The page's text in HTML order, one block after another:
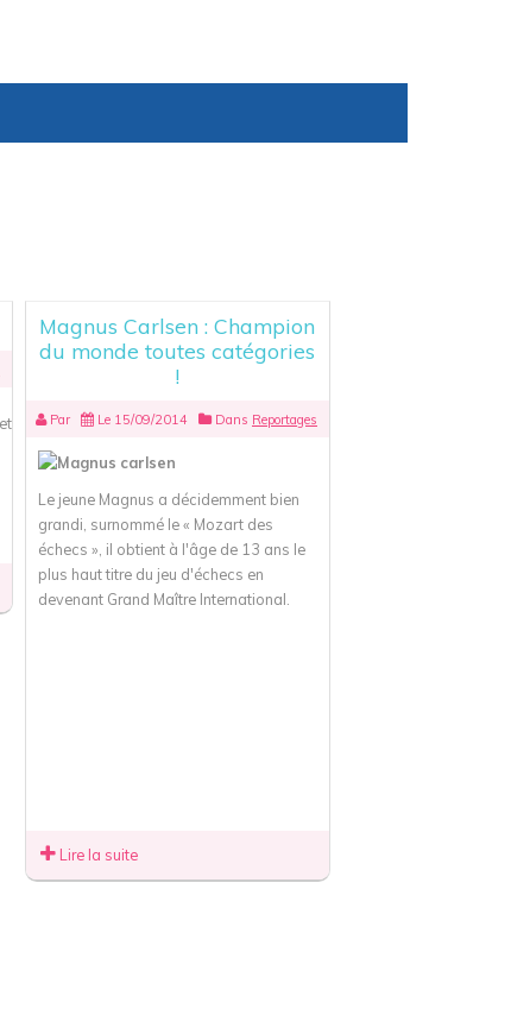
Magnus Carlsen : Champion
du monde toutes catégories
!
Par Le 15/09/2014 Dans Reportages
Le jeune Magnus a décidemment bien
grandi, surnommé le « Mozart des
échecs », il obtient à l'âge de 13 ans le
plus haut titre du jeu d'échecs en
devenant Grand Maître International.
Lire la suite